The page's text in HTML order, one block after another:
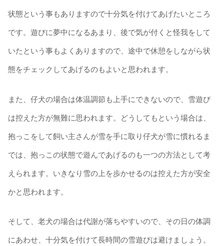
状態という事もありますので十分気を付けてあげたいところ
です。遊びに夢中になるあまり、後で気が付くと怪我をして
いたという事もよくありますので、途中で休憩をしながら状
態をチェックしてあげるのもよいと思われます。
また、仔犬の場合は体温調節も上手にできないので、雪遊び
は控えた方が無難に思われます。どうしてもという場合は、
抱っこをして飼い主さんが雪を手に取り仔犬が雪に慣れるま
では、抱っこの状態で遊んであげるのも一つの方法として考
えられます。いきなり雪の上を歩かせるのは控えた方が安全
かと思われます。
そして、老犬の場合は代謝が落ちやすいので、その日の体調
にあわせ、十分気を付けて長時間の雪遊びは避けましょう。